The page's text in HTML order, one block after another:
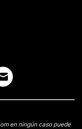
en ningún caso puede